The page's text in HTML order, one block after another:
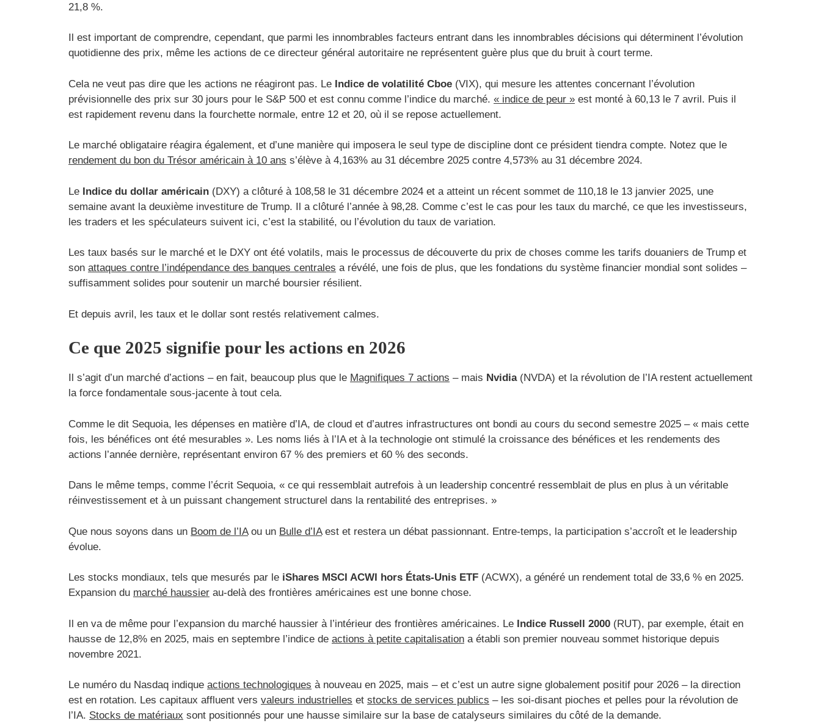
21,8 %.
Il est important de comprendre, cependant, que parmi les innombrables facteurs entrant dans les innombrables décisions qui déterminent l’évolution
quotidienne des prix, même les actions de ce directeur général autoritaire ne représentent guère plus que du bruit à court terme.
Cela ne veut pas dire que les actions ne réagiront pas. Le Indice de volatilité Cboe (VIX), qui mesure les attentes concernant l’évolution
prévisionnelle des prix sur 30 jours pour le S&P 500 et est connu comme l’indice du marché. « indice de peur » est monté à 60,13 le 7 avril. Puis il
est rapidement revenu dans la fourchette normale, entre 12 et 20, où il se repose actuellement.
Le marché obligataire réagira également, et d’une manière qui imposera le seul type de discipline dont ce président tiendra compte. Notez que le
rendement du bon du Trésor américain à 10 ans s’élève à 4,163% au 31 décembre 2025 contre 4,573% au 31 décembre 2024.
Le Indice du dollar américain (DXY) a clôturé à 108,58 le 31 décembre 2024 et a atteint un récent sommet de 110,18 le 13 janvier 2025, une
semaine avant la deuxième investiture de Trump. Il a clôturé l’année à 98,28. Comme c’est le cas pour les taux du marché, ce que les investisseurs,
les traders et les spéculateurs suivent ici, c’est la stabilité, ou l’évolution du taux de variation.
Les taux basés sur le marché et le DXY ont été volatils, mais le processus de découverte du prix de choses comme les tarifs douaniers de Trump et
son attaques contre l’indépendance des banques centrales a révélé, une fois de plus, que les fondations du système financier mondial sont solides –
suffisamment solides pour soutenir un marché boursier résilient.
Et depuis avril, les taux et le dollar sont restés relativement calmes.
Ce que 2025 signifie pour les actions en 2026
Il s’agit d’un marché d’actions – en fait, beaucoup plus que le Magnifiques 7 actions – mais Nvidia(NVDA) et la révolution de l’IA restent actuellement
la force fondamentale sous-jacente à tout cela.
Comme le dit Sequoia, les dépenses en matière d’IA, de cloud et d’autres infrastructures ont bondi au cours du second semestre 2025 – « mais cette
fois, les bénéfices ont été mesurables ». Les noms liés à l’IA et à la technologie ont stimulé la croissance des bénéfices et les rendements des
actions l’année dernière, représentant environ 67 % des premiers et 60 % des seconds.
Dans le même temps, comme l’écrit Sequoia, « ce qui ressemblait autrefois à un leadership concentré ressemblait de plus en plus à un véritable
réinvestissement et à un puissant changement structurel dans la rentabilité des entreprises. »
Que nous soyons dans un Boom de l’IAou un Bulle d’IAest et restera un débat passionnant. Entre-temps, la participation s’accroît et le leadership
évolue.
Les stocks mondiaux, tels que mesurés par le iShares MSCI ACWI hors États-Unis ETF (ACWX), a généré un rendement total de 33,6 % en 2025.
Expansion du marché haussier au-delà des frontières américaines est une bonne chose.
Il en va de même pour l’expansion du marché haussier à l’intérieur des frontières américaines. Le Indice Russell 2000 (RUT), par exemple, était en
hausse de 12,8% en 2025, mais en septembre l’indice de actions à petite capitalisation a établi son premier nouveau sommet historique depuis
novembre 2021.
Le numéro du Nasdaq indique actions technologiques à nouveau en 2025, mais – et c’est un autre signe globalement positif pour 2026 – la direction
est en rotation. Les capitaux affluent vers valeurs industrielles et stocks de services publics – les soi-disant pioches et pelles pour la révolution de
l’IA. Stocks de matériaux sont positionnés pour une hausse similaire sur la base de catalyseurs similaires du côté de la demande.